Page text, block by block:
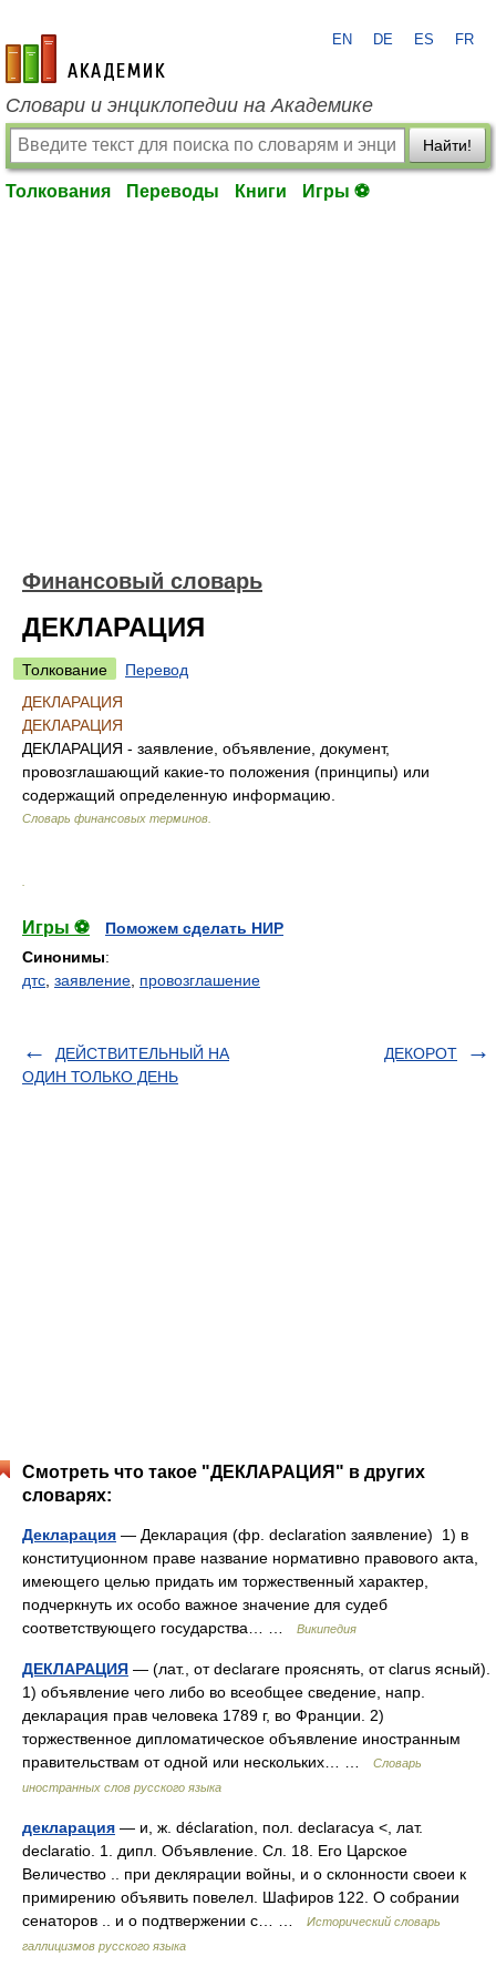
academic.ru
EN DE ES FR
Словари и энциклопедии на Академике
Найти!
Толкования Переводы Книги Игры ⚽
Финансовый словарь
ДЕКЛАРАЦИЯ
Толкование
Перевод
ДЕКЛАРАЦИЯ
ДЕКЛАРАЦИЯ
ДЕКЛАРАЦИЯ - заявление, объявление, документ,
провозглашающий какие-то положения (принципы) или
содержащий определенную информацию.
Словарь финансовых терминов
Игры ⚽
Поможем сделать НИР
Синонимы:
дтс заявление провозглашение
ДЕЙСТВИТЕЛЬНЫЙ НА
ОДИН ТОЛЬКО ДЕНЬ
ДЕКОРОТ
Смотреть что такое "ДЕКЛАРАЦИЯ" в других
словарях:
Декларация — Декларация (фр. declaration заявление) 1) в
конституционном праве название нормативно правового акта,
имеющего целью придать им торжественный характер,
подчеркнуть их особо важное значение для судеб
соответствующего государства… …
Википедия
ДЕКЛАРАЦИЯ — (лат., от declarare прояснять, от clarus ясный).
1) объявление чего либо во всеобщее сведение, напр.
декларация прав человека 1789 г, во Франции. 2)
торжественное дипломатическое объявление иностранным
правительствам от одной или нескольких… …
Словарь
иностранных слов русского языка
декларация — и, ж. déclaration, пол. declaracya <, лат.
declaratio. 1. дипл. Объявление. Сл. 18. Его Царское
Величество .. при деклярации войны, и о склонности своеи к
примирению объявить повелел. Шафиров 122. О собрании
сенаторов .. и о подтвержении с… …
Исторический словарь
галлицизмов русского языка